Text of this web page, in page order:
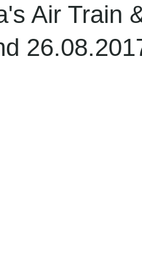
Air Train